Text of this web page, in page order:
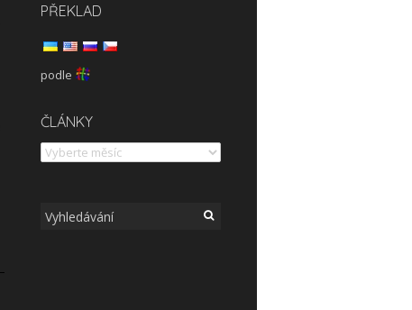
PŘEKLAD
podle
ČLÁNKY
články
Hledat: